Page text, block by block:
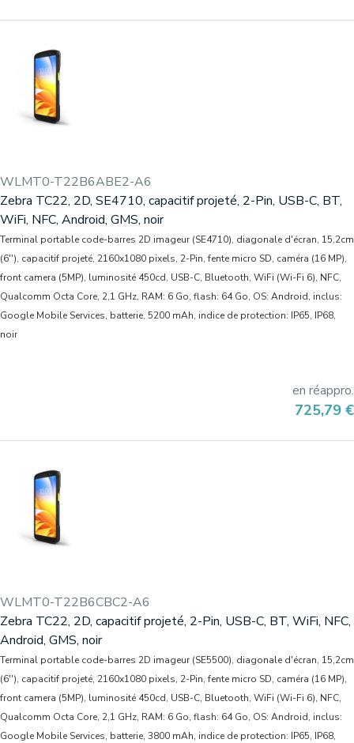
WLMT0-T22B6ABE2-A6
Zebra TC22, 2D, SE4710, capacitif projeté, 2-Pin, USB-C, BT,
WiFi, NFC, Android, GMS, noir
Terminal portable code-barres 2D imageur (SE4710), diagonale d'écran, 15,2cm
(6''), capacitif projeté, 2160x1080 pixels, 2-Pin, fente micro SD, caméra (16 MP),
front camera (5MP), luminosité 450cd, USB-C, Bluetooth, WiFi (Wi-Fi 6), NFC,
Qualcomm Octa Core, 2,1 GHz, RAM: 6 Go, flash: 64 Go, OS: Android, inclus:
Google Mobile Services, batterie, 5200 mAh, indice de protection: IP65, IP68,
noir
en réappro.
Prix
725,79 €
WLMT0-T22B6CBC2-A6
Zebra TC22, 2D, capacitif projeté, 2-Pin, USB-C, BT, WiFi, NFC,
Android, GMS, noir
Terminal portable code-barres 2D imageur (SE5500), diagonale d'écran, 15,2cm
(6''), capacitif projeté, 2160x1080 pixels, 2-Pin, fente micro SD, caméra (16 MP),
front camera (5MP), luminosité 450cd, USB-C, Bluetooth, WiFi (Wi-Fi 6), NFC,
Qualcomm Octa Core, 2,1 GHz, RAM: 6 Go, flash: 64 Go, OS: Android, inclus:
Google Mobile Services, batterie, 3800 mAh, indice de protection: IP65, IP68,